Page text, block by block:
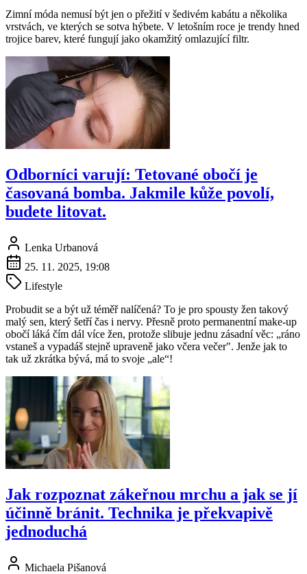
Zimní móda nemusí být jen o přežití v šedivém kabátu a několika
vrstvách, ve kterých se sotva hýbete. V letošním roce je trendy hned
trojice barev, které fungují jako okamžitý omlazující filtr.
Odborníci varují: Tetované obočí je
časovaná bomba. Jakmile kůže povolí,
budete litovat.
Lenka Urbanová
25. 11. 2025, 19:08
Lifestyle
Probudit se a být už téměř nalíčená? To je pro spousty žen takový
malý sen, který šetří čas i nervy. Přesně proto permanentní make-up
obočí láká čím dál více žen, protože slibuje jednu zásadní věc: „ráno
vstaneš a vypadáš stejně upraveně jako včera večer". Jenže jak to
tak už zkrátka bývá, má to svoje „ale“!
Jak rozpoznat zákeřnou mrchu a jak se jí
účinně bránit. Technika je překvapivě
jednoduchá
Michaela Pišanová